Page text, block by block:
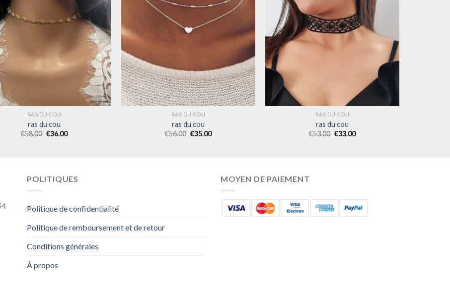
RAS DU COU
ras du cou
€58.00 €36.00
RAS DU COU
ras du cou
€56.00 €35.00
RAS DU COU
ras du cou
€53.00 €33.00
POLITIQUES
Politique de confidentialité
Politique de remboursement et de retour
Conditions générales
À propos
MOYEN DE PAIEMENT